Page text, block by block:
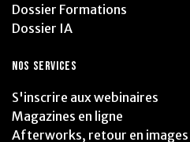
Dossier Formations
Dossier IA
NOS SERVICES
S'inscrire aux webinaires
Magazines en ligne
Afterworks, retour en images